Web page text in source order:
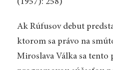
(1957): 258)
Ak Rúfusov debut
ktorom sa právo na
Miroslava Válka sa tento